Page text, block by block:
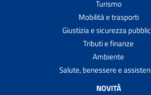
Turismo
Mobilità e trasporti
Giustizia e sicurezza
Tributi e finanze
Ambiente
Salute, benessere e
NOVITÀ